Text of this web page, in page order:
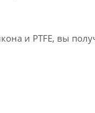
и PTFE, вы